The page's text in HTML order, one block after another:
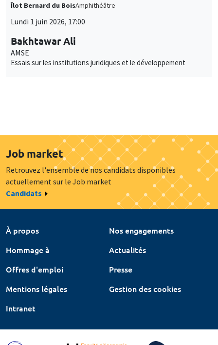
Îlot Bernard du BoisAmphithéâtre
Lundi 1 juin 2026, 17:00
Bakhtawar Ali
AMSE
Essais sur les institutions juridiques et le développement
Job market
Retrouvez l'ensemble de nos candidats disponibles
actuellement sur le Job market
Candidats
À propos
Nos engagements
Hommage à
Actualités
Offres d'emploi
Presse
Mentions légales
Gestion des cookies
Intranet